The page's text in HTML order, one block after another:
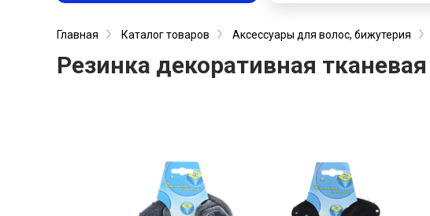
Главная Каталог товаров Аксессуары для волос, бижутерия
Резинка декоративная